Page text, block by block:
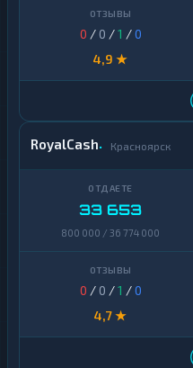
0 / 0 /1 /0
4,9 ★
RoyalCash Красноярск
33 653
800 000 / 36 774 000
0 / 0 /1 /0
4,7 ★